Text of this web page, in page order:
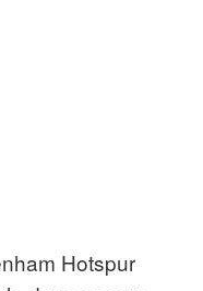
Hotspur